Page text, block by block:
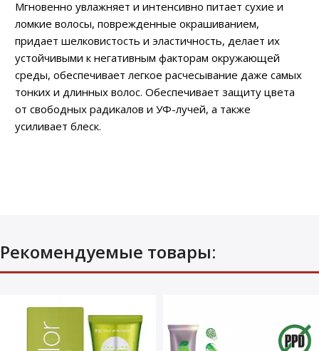
Мгновенно увлажняет и интенсивно питает сухие и
ломкие волосы, поврежденные окрашиванием,
придает шелковистость и эластичность, делает их
устойчивыми к негативным факторам окружающей
среды, обеспечивает легкое расчесывание даже самых
тонких и длинных волос. Обеспечивает защиту цвета
от свободных радикалов и УФ-лучей, а также
усиливает блеск.
Рекомендуемые товары: